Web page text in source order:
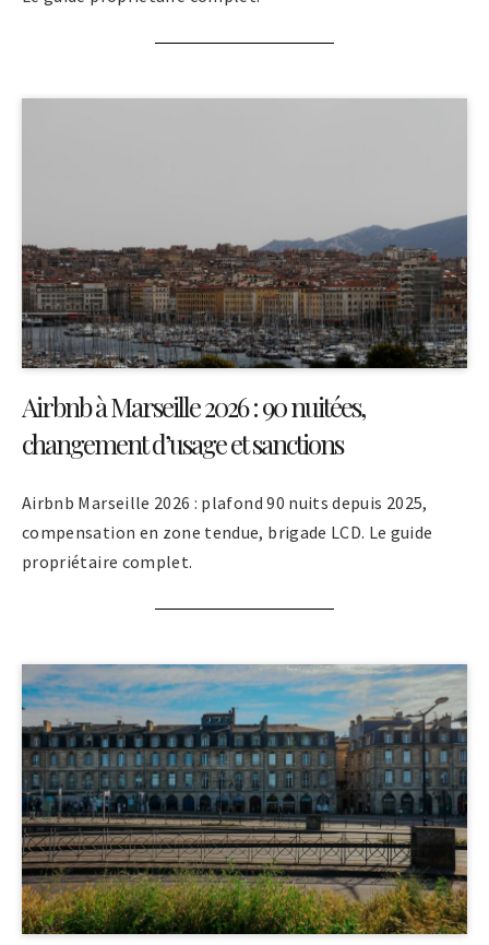
Airbnb à Marseille 2026 : 90 nuitées,
changement d’usage et sanctions
Airbnb Marseille 2026 : plafond 90 nuits depuis 2025,
compensation en zone tendue, brigade LCD. Le guide
propriétaire complet.